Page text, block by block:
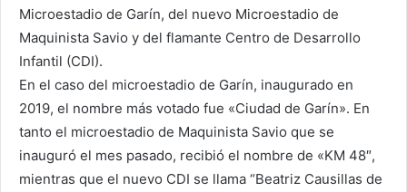
Microestadio de Garín, del nuevo Microestadio de
Maquinista Savio y del flamante Centro de Desarrollo
Infantil (CDI).
En el caso del microestadio de Garín, inaugurado en
2019, el nombre más votado fue «Ciudad de Garín». En
tanto el microestadio de Maquinista Savio que se
inauguró el mes pasado, recibió el nombre de «KM 48″,
mientras que el nuevo CDI se llama “Beatriz Causillas de